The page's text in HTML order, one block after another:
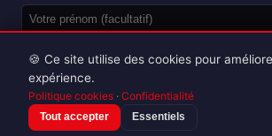
Reproduction interdite sans
🍪 Ce site utilise des cookies pour
expérience.
Politique cookies · Confidentialité
Tout accepter Essentiels